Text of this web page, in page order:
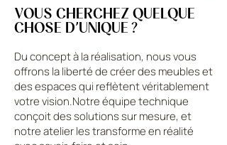
VOUS CHERCHEZ QUELQUE
CHOSE D’UNIQUE ?
Du concept à la réalisation, nous vous
offrons la liberté de créer des meubles et
des espaces qui reflètent véritablement
votre vision.Notre équipe technique
conçoit des solutions sur mesure, et
notre atelier les transforme en réalité